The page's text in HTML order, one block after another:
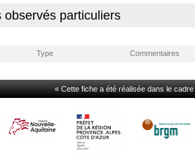
observés particuliers
Type Commentaires
« Cette fiche a été réalisée dans le